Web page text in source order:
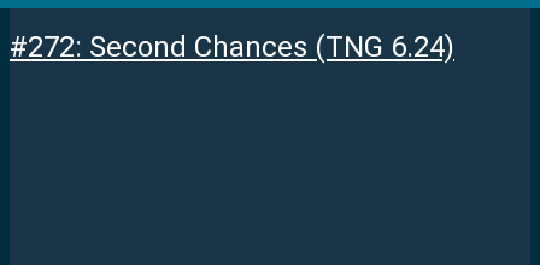
#272: Second Chances (TNG 6.24)